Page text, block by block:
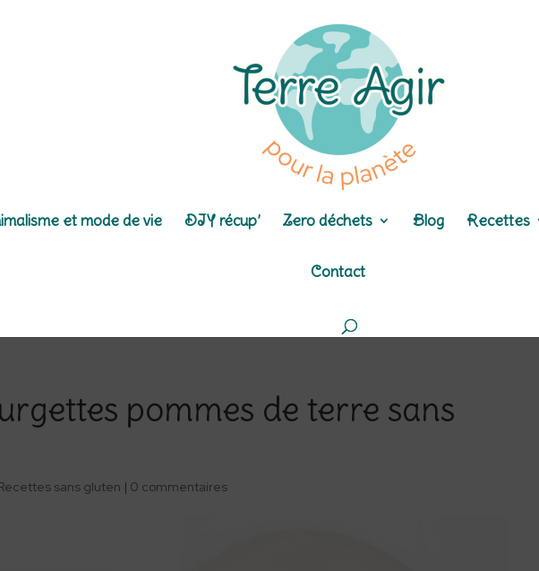
et mode de vie DIY récup’ Zero déchets Blog Recettes
Contact
pommes de terre sans
sans gluten | 0 commentaires